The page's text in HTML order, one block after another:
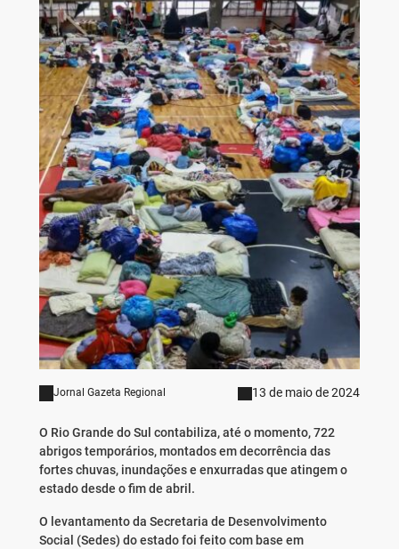
Jornal Gazeta Regional 13 de maio de 2024
O Rio Grande do Sul contabiliza, até o momento, 722
abrigos temporários, montados em decorrência das
fortes chuvas, inundações e enxurradas que atingem o
estado desde o fim de abril.
O levantamento da Secretaria de Desenvolvimento
Social (Sedes) do estado foi feito com base em